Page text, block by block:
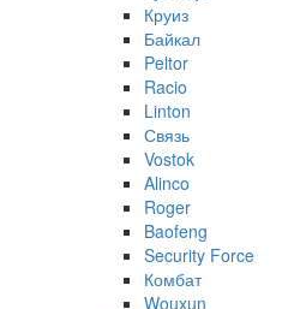
Круиз
Байкал
Peltor
Racio
Linton
Связь
Vostok
Alinco
Roger
Baofeng
Security Force
Комбат
Wouxun